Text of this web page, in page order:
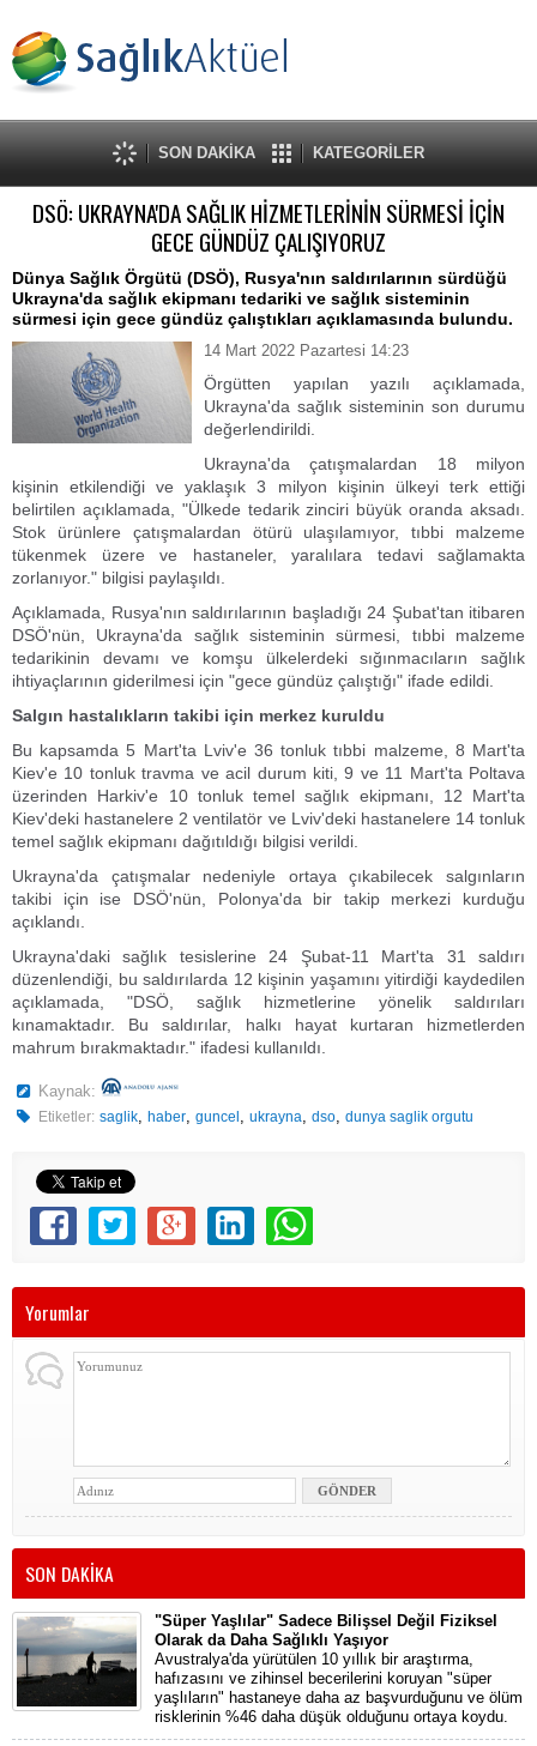
SON DAKİKA KATEGORİLER
DSÖ: UKRAYNA'DA SAĞLIK HİZMETLERİNİN SÜRMESİ İÇİN
GECE GÜNDÜZ ÇALIŞIYORUZ
Dünya Sağlık Örgütü (DSÖ), Rusya'nın saldırılarının sürdüğü
Ukrayna'da sağlık ekipmanı tedariki ve sağlık sisteminin
sürmesi için gece gündüz çalıştıkları açıklamasında bulundu.
14 Mart 2022 Pazartesi 14:23
Örgütten yapılan yazılı açıklamada,
Ukrayna'da sağlık sisteminin son durumu
değerlendirildi.
Ukrayna'da çatışmalardan 18 milyon
kişinin etkilendiği ve yaklaşık 3 milyon kişinin ülkeyi terk ettiği
belirtilen açıklamada, "Ülkede tedarik zinciri büyük oranda aksadı.
Stok ürünlere çatışmalardan ötürü ulaşılamıyor, tıbbi malzeme
tükenmek üzere ve hastaneler, yaralılara tedavi sağlamakta
zorlanıyor." bilgisi paylaşıldı.
Açıklamada, Rusya'nın saldırılarının başladığı 24 Şubat'tan itibaren
DSÖ'nün, Ukrayna'da sağlık sisteminin sürmesi, tıbbi malzeme
tedarikinin devamı ve komşu ülkelerdeki sığınmacıların sağlık
ihtiyaçlarının giderilmesi için "gece gündüz çalıştığı" ifade edildi.
Salgın hastalıkların takibi için merkez kuruldu
Bu kapsamda 5 Mart'ta Lviv'e 36 tonluk tıbbi malzeme, 8 Mart'ta
Kiev'e 10 tonluk travma ve acil durum kiti, 9 ve 11 Mart'ta Poltava
üzerinden Harkiv'e 10 tonluk temel sağlık ekipmanı, 12 Mart'ta
Kiev'deki hastanelere 2 ventilatör ve Lviv'deki hastanelere 14 tonluk
temel sağlık ekipmanı dağıtıldığı bilgisi verildi.
Ukrayna'da çatışmalar nedeniyle ortaya çıkabilecek salgınların
takibi için ise DSÖ'nün, Polonya'da bir takip merkezi kurduğu
açıklandı.
Ukrayna'daki sağlık tesislerine 24 Şubat-11 Mart'ta 31 saldırı
düzenlendiği, bu saldırılarda 12 kişinin yaşamını yitirdiği kaydedilen
açıklamada, "DSÖ, sağlık hizmetlerine yönelik saldırıları
kınamaktadır. Bu saldırılar, halkı hayat kurtaran hizmetlerden
mahrum bırakmaktadır." ifadesi kullanıldı.
Kaynak:
Etiketler: saglik,haber,guncel ,ukrayna,dso,dunya saglik orgutu
Yorumlar
SON DAKİKA
"Süper Yaşlılar" Sadece Bilişsel Değil Fiziksel
Olarak da Daha Sağlıklı Yaşıyor
Avustralya'da yürütülen 10 yıllık bir araştırma,
hafızasını ve zihinsel becerilerini koruyan "süper
yaşlıların" hastaneye daha az başvurduğunu ve ölüm
risklerinin %46 daha düşük olduğunu ortaya koydu.